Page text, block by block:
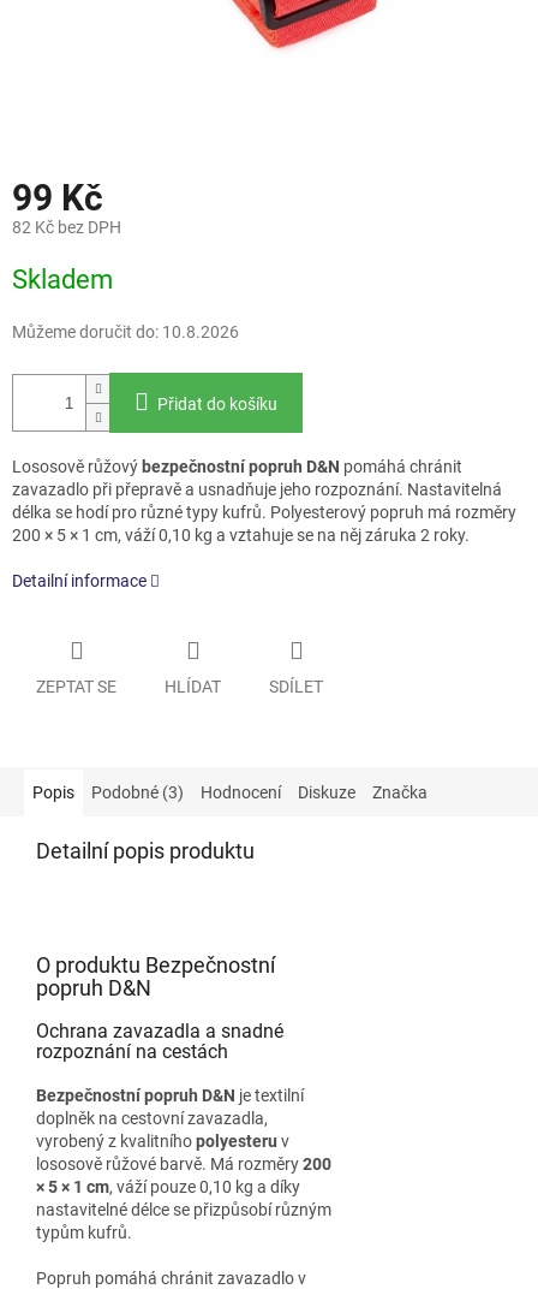
99 Kč
82 Kč bez DPH
cena:
Skladem
Můžeme doručit do: 10.8.2026
Přidat do košíku
Lososově růžový bezpečnostní popruh D&N pomáhá chránit
zavazadlo při přepravě a usnadňuje jeho rozpoznání. Nastavitelná
délka se hodí pro různé typy kufrů. Polyesterový popruh má rozměry
200 × 5 × 1 cm, váží 0,10 kg a vztahuje se na něj záruka 2 roky.
Detailní informace
ZEPTAT SE HLÍDAT SDÍLET
Popis Podobné (3) Hodnocení Diskuze Značka
Detailní popis produktu
O produktu Bezpečnostní
popruh D&N
Ochrana zavazadla a snadné
rozpoznání na cestách
Bezpečnostní popruh D&N je textilní
doplněk na cestovní zavazadla,
vyrobený z kvalitníhopolyesteru v
lososově růžové barvě. Má rozměry200
× 5 × 1 cm, váží pouze 0,10 kg a díky
nastavitelné délce se přizpůsobí různým
typům kufrů.
Popruh pomáhá chránit zavazadlo v